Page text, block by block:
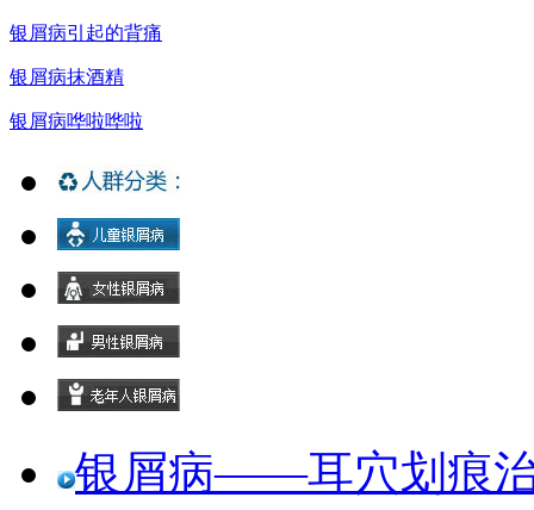
银屑病引起的背痛
银屑病抹酒精
银屑病哗啦哗啦
银屑病——耳穴划痕